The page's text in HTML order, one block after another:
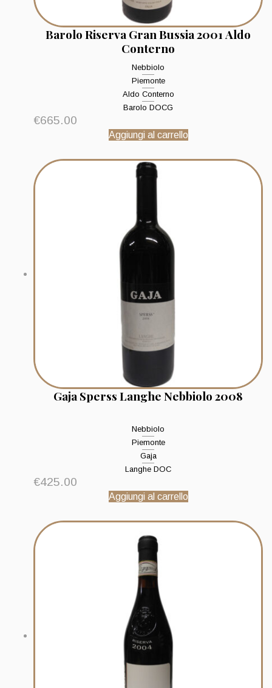
Barolo Riserva Gran Bussia 2001 Aldo
Conterno
Nebbiolo
Piemonte
Aldo Conterno
Barolo DOCG
€665.00
Aggiungi al carrello
Gaja Sperss Langhe Nebbiolo 2008
Nebbiolo
Piemonte
Gaja
Langhe DOC
€425.00
Aggiungi al carrello